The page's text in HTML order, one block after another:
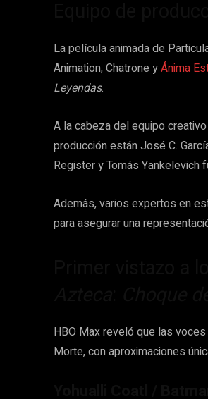
La película animada de
Animation, Chatrone yÁnima
Leyendas.
A la cabeza del equipo
producción están José C.
Register y Tomás
Además, varios expertos en
para asegurar una
HBO Max reveló que las
Morte, con aproximaciones